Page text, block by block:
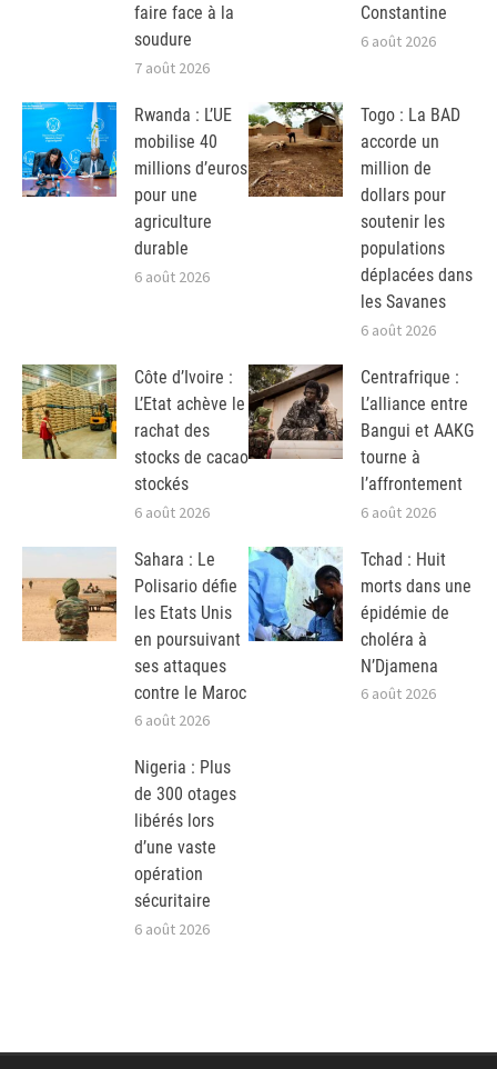
faire face à la
soudure
7 août 2026
Constantine
6 août 2026
Rwanda : L’UE
mobilise 40
millions d’euros
pour une
agriculture
durable
6 août 2026
Togo : La BAD
accorde un
million de
dollars pour
soutenir les
populations
déplacées dans
les Savanes
6 août 2026
Côte d’Ivoire :
L’Etat achève le
rachat des
stocks de cacao
stockés
6 août 2026
Centrafrique :
L’alliance entre
Bangui et AAKG
tourne à
l’affrontement
6 août 2026
Sahara : Le
Polisario défie
les Etats Unis
en poursuivant
ses attaques
contre le Maroc
6 août 2026
Tchad : Huit
morts dans une
épidémie de
choléra à
N’Djamena
6 août 2026
Nigeria : Plus
de 300 otages
libérés lors
d’une vaste
opération
sécuritaire
6 août 2026